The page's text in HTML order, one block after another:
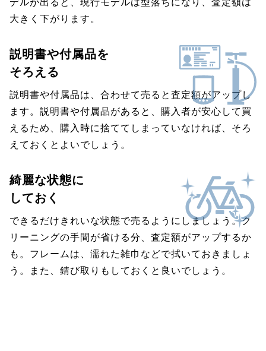
大きく下がります。
説明書や付属品を
そろえる
説明書や付属品は、合わせて売ると査定額がアップし
ます。説明書や付属品があると、購入者が安心して買
えるため、購入時に捨ててしまっていなければ、そろ
えておくとよいでしょう。
綺麗な状態に
しておく
できるだけきれいな状態で売るようにしましょう。ク
リーニングの手間が省ける分、査定額がアップするか
も。フレームは、濡れた雑巾などで拭いておきましょ
う。また、錆び取りもしておくと良いでしょう。